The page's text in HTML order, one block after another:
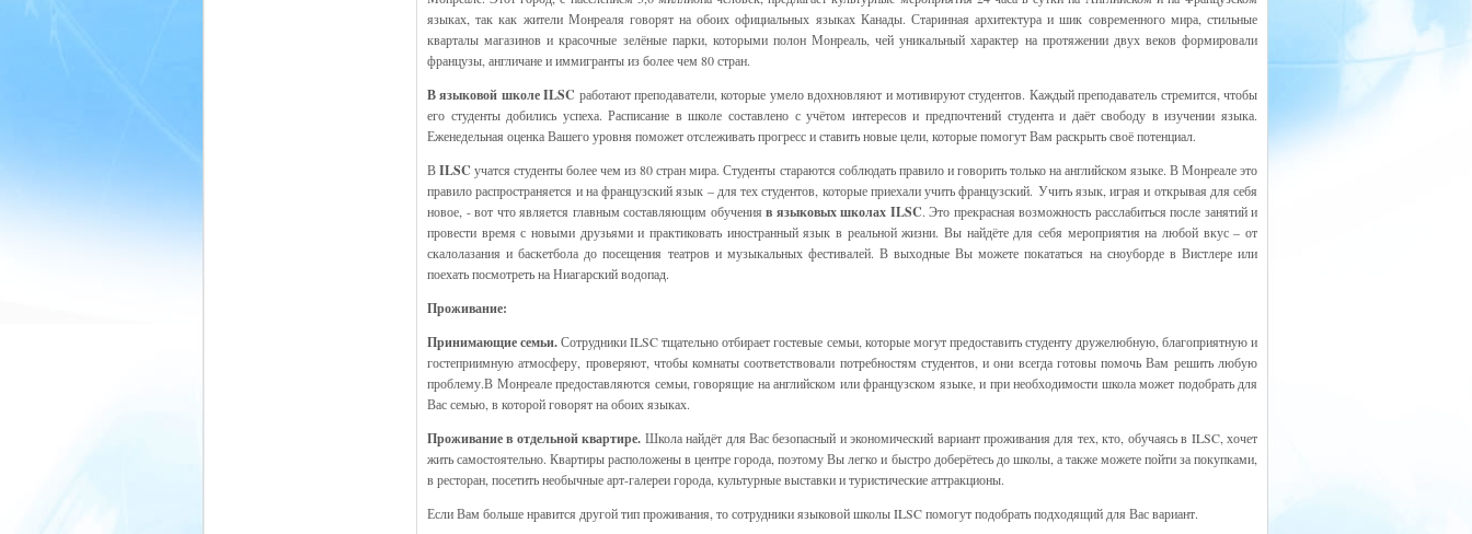
языках, так как жители Монреаля говорят на обоих официальных языках Канады. Старинная архитектура и шик современного мира, стильные
кварталы магазинов и красочные зелёные парки, которыми полон Монреаль, чей уникальный характер на протяжении двух веков формировали
французы, англичане и иммигранты из более чем 80 стран.
В языковой школе ILSC работают преподаватели, которые умело вдохновляют и мотивируют студентов. Каждый преподаватель стремится, чтобы
его студенты добились успеха. Расписание в школе составлено с учётом интересов и предпочтений студента и даёт свободу в изучении языка.
Еженедельная оценка Вашего уровня поможет отслеживать прогресс и ставить новые цели, которые помогут Вам раскрыть своё потенциал.
ВILSC учатся студенты более чем из 80 стран мира. Студенты стараются соблюдать правило и говорить только на английском языке. В Монреале это
правило распространяется и на французский язык – для тех студентов, которые приехали учить французский. Учить язык, играя и открывая для себя
новое, - вот что является главным составляющим обучения в языковых школах ILSC. Это прекрасная возможность расслабиться после занятий и
провести время с новыми друзьями и практиковать иностранный язык в реальной жизни. Вы найдёте для себя мероприятия на любой вкус – от
скалолазания и баскетбола до посещения театров и музыкальных фестивалей. В выходные Вы можете покататься на сноуборде в Вистлере или
поехать посмотреть на Ниагарский водопад.
Проживание:
Принимающие семьи.Сотрудники ILSC тщательно отбирает гостевые семьи, которые могут предоставить студенту дружелюбную, благоприятную и
гостеприимную атмосферу, проверяют, чтобы комнаты соответствовали потребностям студентов, и они всегда готовы помочь Вам решить любую
проблему.В Монреале предоставляются семьи, говорящие на английском или французском языке, и при необходимости школа может подобрать для
Вас семью, в которой говорят на обоих языках.
Проживание в отдельной квартире. Школа найдёт для Вас безопасный и экономический вариант проживания для тех, кто, обучаясь в ILSC, хочет
жить самостоятельно. Квартиры расположены в центре города, поэтому Вы легко и быстро доберётесь до школы, а также можете пойти за покупками,
в ресторан, посетить необычные арт-галереи города, культурные выставки и туристические аттракционы.
Если Вам больше нравится другой тип проживания, то сотрудники языковой школы ILSC помогут подобрать подходящий для Вас вариант.